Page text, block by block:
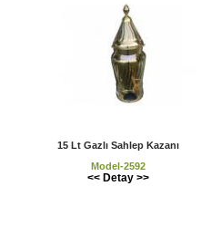
15 Lt Gazlı Sahlep Kazanı
Model-2592
<< Detay >>